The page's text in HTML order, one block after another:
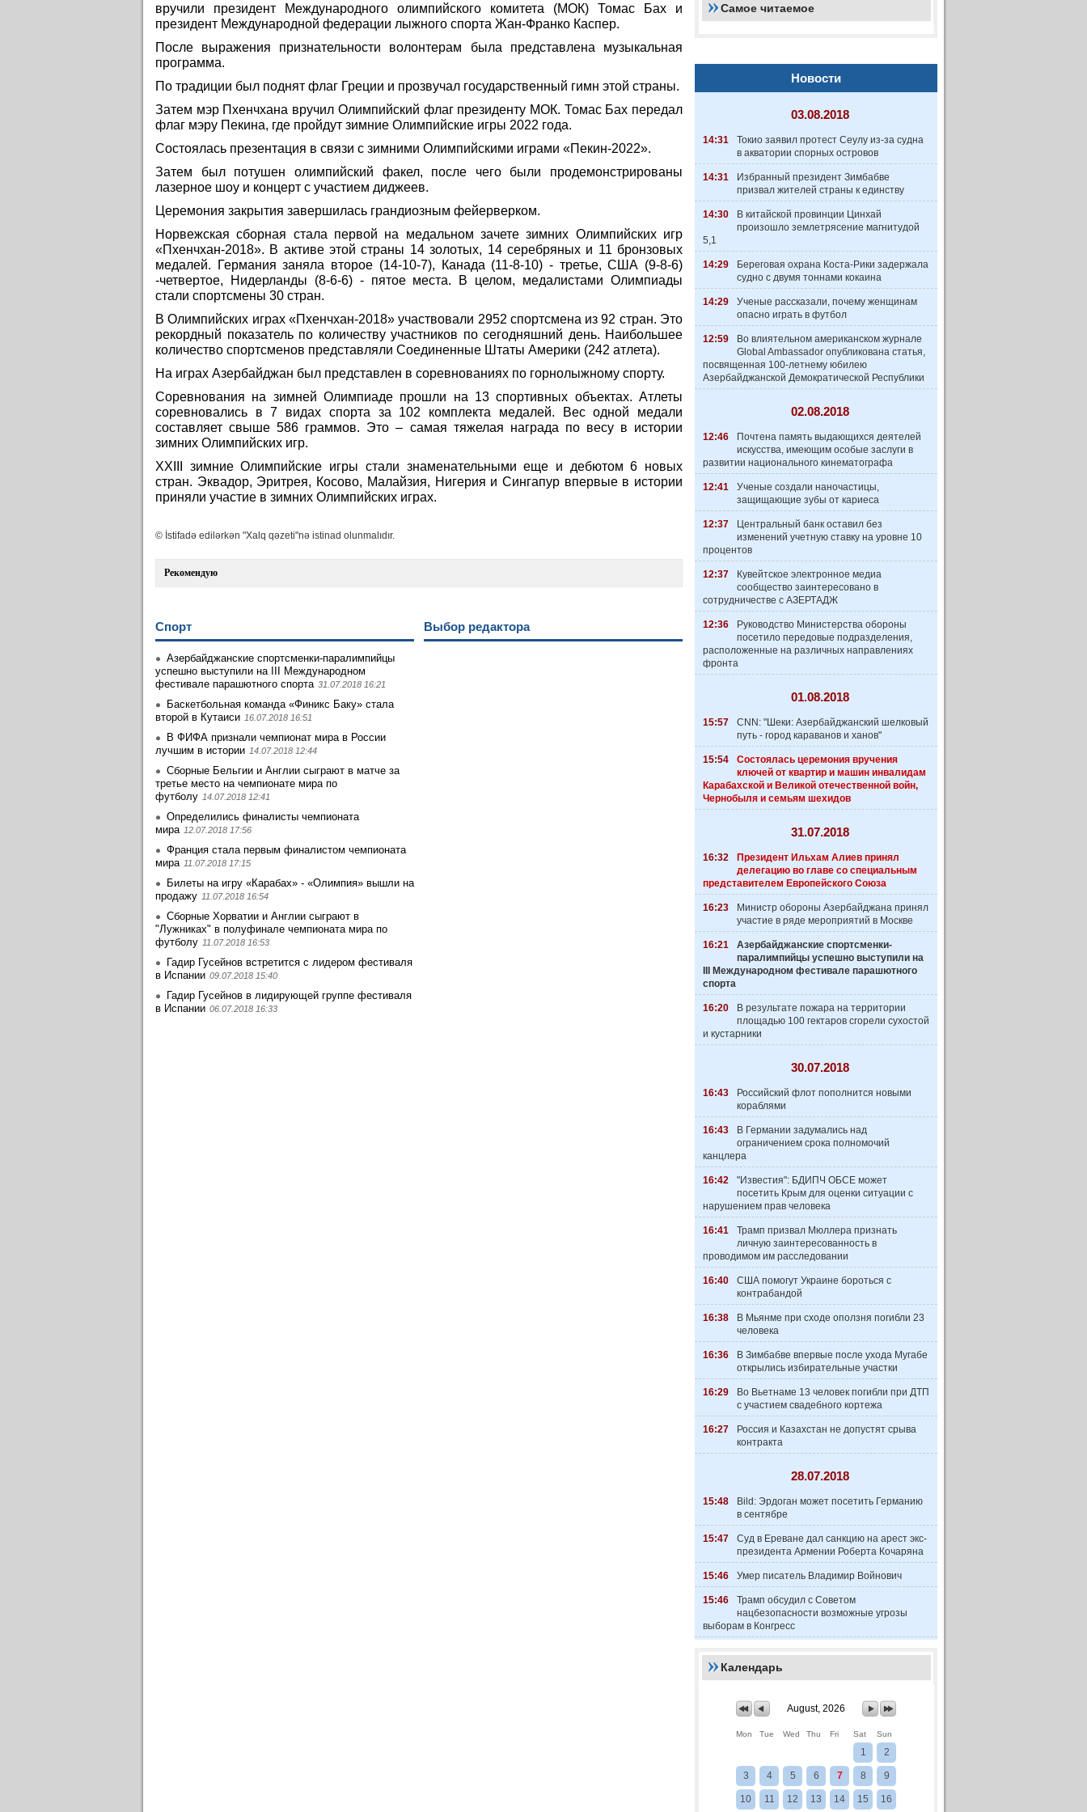
вручили президент Международного олимпийского комитета (МОК) Томас Бах и
президент Международной федерации лыжного спорта Жан-Франко Каспер.
После выражения признательности волонтерам была представлена музыкальная
программа.
По традиции был поднят флаг Греции и прозвучал государственный гимн этой страны.
Затем мэр Пхенчхана вручил Олимпийский флаг президенту МОК. Томас Бах передал
флаг мэру Пекина, где пройдут зимние Олимпийские игры 2022 года.
Состоялась презентация в связи с зимними Олимпийскими играми «Пекин-2022».
Затем был потушен олимпийский факел, после чего были продемонстрированы
лазерное шоу и концерт с участием диджеев.
Церемония закрытия завершилась грандиозным фейерверком.
Норвежская сборная стала первой на медальном зачете зимних Олимпийских игр
«Пхенчхан-2018». В активе этой страны 14 золотых, 14 серебряных и 11 бронзовых
медалей. Германия заняла второе (14-10-7), Канада (11-8-10) - третье, США (9-8-6)
-четвертое, Нидерланды (8-6-6) - пятое места. В целом, медалистами Олимпиады
стали спортсмены 30 стран.
В Олимпийских играх «Пхенчхан-2018» участвовали 2952 спортсмена из 92 стран. Это
рекордный показатель по количеству участников по сегодняшний день. Наибольшее
количество спортсменов представляли Соединенные Штаты Америки (242 атлета).
На играх Азербайджан был представлен в соревнованиях по горнолыжному спорту.
Соревнования на зимней Олимпиаде прошли на 13 спортивных объектах. Атлеты
соревновались в 7 видах спорта за 102 комплекта медалей. Вес одной медали
составляет свыше 586 граммов. Это – самая тяжелая награда по весу в истории
зимних Олимпийских игр.
XXIII зимние Олимпийские игры стали знаменательными еще и дебютом 6 новых
стран. Эквадор, Эритрея, Косово, Малайзия, Нигерия и Сингапур впервые в истории
приняли участие в зимних Олимпийских играх.
© İstifadə edilərkən "Xalq qəzeti"nə istinad olunmalıdır.
Рекомендую
Спорт
Азербайджанские спортсменки-паралимпийцы
успешно выступили на III Международном
фестивале парашютного спорта 31.07.2018 16:21
Баскетбольная команда «Финикс Баку» стала
второй в Кутаиси 16.07.2018 16:51
В ФИФА признали чемпионат мира в России
лучшим в истории 14.07.2018 12:44
Сборные Бельгии и Англии сыграют в матче за
третье место на чемпионате мира по
футболу 14.07.2018 12:41
Определились финалисты чемпионата
мира 12.07.2018 17:56
Франция стала первым финалистом чемпионата
мира 11.07.2018 17:15
Билеты на игру «Карабах» - «Олимпия» вышли на
продажу 11.07.2018 16:54
Сборные Хорватии и Англии сыграют в
"Лужниках" в полуфинале чемпионата мира по
футболу 11.07.2018 16:53
Гадир Гусейнов встретится с лидером фестиваля
в Испании 09.07.2018 15:40
Гадир Гусейнов в лидирующей группе фестиваля
в Испании 06.07.2018 16:33
Выбор редактора
Самое читаемое
Новости
03.08.2018
14:31
Токио заявил протест Сеулу из-за судна
в акватории спорных островов
14:31
Избранный президент Зимбабве
призвал жителей страны к единству
14:30
В китайской провинции Цинхай
произошло землетрясение магнитудой
5,1
14:29
Береговая охрана Коста-Рики задержала
судно с двумя тоннами кокаина
14:29
Ученые рассказали, почему женщинам
опасно играть в футбол
12:59
Во влиятельном американском журнале
Global Ambassador опубликована статья,
посвященная 100-летнему юбилею
Азербайджанской Демократической Республики
02.08.2018
12:46
Почтена память выдающихся деятелей
искусства, имеющим особые заслуги в
развитии национального кинематографа
12:41
Ученые создали наночастицы,
защищающие зубы от кариеса
12:37
Центральный банк оставил без
изменений учетную ставку на уровне 10
процентов
12:37
Кувейтское электронное медиа
сообщество заинтеpесовано в
сотрудничестве с АЗЕРТАДЖ
12:36
Руководство Министерства обороны
посетило передовые подразделения,
расположенные на различных направлениях
фронта
01.08.2018
15:57
CNN: "Шеки: Азербайджанский шелковый
путь - город караванов и ханов"
15:54
Состоялась церемония вручения
ключей от квартир и машин инвалидам
Карабахской и Великой отечественной войн,
Чернобыля и семьям шехидов
31.07.2018
16:32
Президент Ильхам Алиев принял
делегацию во главе со специальным
представителем Европейского Союза
16:23
Министр обороны Азербайджана принял
участие в ряде мероприятий в Москве
16:21
Азербайджанские спортсменки-
паралимпийцы успешно выступили на
III Международном фестивале парашютного
спорта
16:20
В результате пожара на территории
площадью 100 гектаров сгорели сухостой
и кустарники
30.07.2018
16:43
Российский флот пополнится новыми
кораблями
16:43
В Германии задумались над
ограничением срока полномочий
канцлера
16:42
"Известия": БДИПЧ ОБСЕ может
посетить Крым для оценки ситуации с
нарушением прав человека
16:41
Трамп призвал Мюллера признать
личную заинтересованность в
проводимом им расследовании
16:40
США помогут Украине бороться с
контрабандой
16:38
В Мьянме при сходе оползня погибли 23
человека
16:36
В Зимбабве впервые после ухода Мугабе
открылись избирательные участки
16:29
Во Вьетнаме 13 человек погибли при ДТП
с участием свадебного кортежа
16:27
Россия и Казахстан не допустят срыва
контракта
28.07.2018
15:48
Bild: Эрдоган может посетить Германию
в сентябре
15:47
Суд в Ереване дал санкцию на арест экс-
президента Армении Роберта Кочаряна
15:46 Умер писатель Владимир Войнович
15:46
Трамп обсудил с Советом
нацбезопасности возможные угрозы
выборам в Конгресс
Календарь
August, 2026
Mon Tue Wed Thu Fri Sat Sun
1 2
3 4 5 6 7 8 9
10 11 12 13 14 15 16